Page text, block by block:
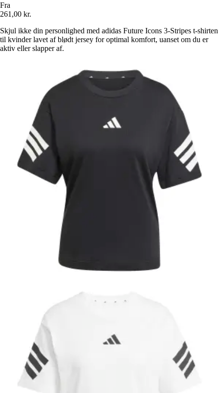
Fra
261,00 kr.
Skjul ikke din personlighed med adidas Future Icons 3-Stripes t-shirten
til kvinder lavet af blødt jersey for optimal komfort, uanset om du er
aktiv eller slapper af.